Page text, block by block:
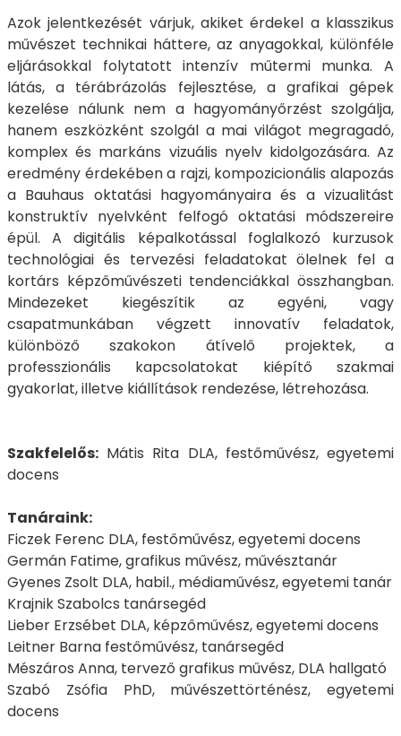
Azok jelentkezését várjuk, akiket érdekel a klasszikus
művészet technikai háttere, az anyagokkal, különféle
eljárásokkal folytatott intenzív műtermi munka. A
látás, a térábrázolás fejlesztése, a grafikai gépek
kezelése nálunk nem a hagyományőrzést szolgálja,
hanem eszközként szolgál a mai világot megragadó,
komplex és markáns vizuális nyelv kidolgozására. Az
eredmény érdekében a rajzi, kompozicionális alapozás
a Bauhaus oktatási hagyományaira és a vizualitást
konstruktív nyelvként felfogó oktatási módszereire
épül. A digitális képalkotással foglalkozó kurzusok
technológiai és tervezési feladatokat ölelnek fel a
kortárs képzőművészeti tendenciákkal összhangban.
Mindezeket kiegészítik az egyéni, vagy
csapatmunkában végzett innovatív feladatok,
különböző szakokon átívelő projektek, a
professzionális kapcsolatokat kiépítő szakmai
gyakorlat, illetve kiállítások rendezése, létrehozása.
Szakfelelős: Mátis Rita DLA, festőművész, egyetemi
docens
Tanáraink:
Ficzek Ferenc DLA, festőművész, egyetemi docens
Germán Fatime, grafikus művész, művésztanár
Gyenes Zsolt DLA, habil., médiaművész, egyetemi tanár
Krajnik Szabolcs tanársegéd
Lieber Erzsébet DLA, képzőművész, egyetemi docens
Leitner Barna festőművész, tanársegéd
Mészáros Anna, tervező grafikus művész, DLA hallgató
Szabó Zsófia PhD, művészettörténész, egyetemi
docens